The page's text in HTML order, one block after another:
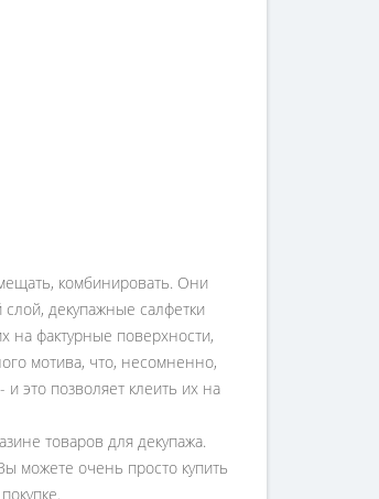
комбинировать. Они
декупажные салфетки
на фактурные поверхности,
мотива, что, несомненно,
это позволяет клеить их на
товаров для декупажа.
можете очень просто купить